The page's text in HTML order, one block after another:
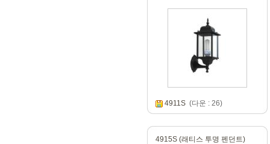
4911S(다운 : 26)
4915S (래티스 투명 펜던트)